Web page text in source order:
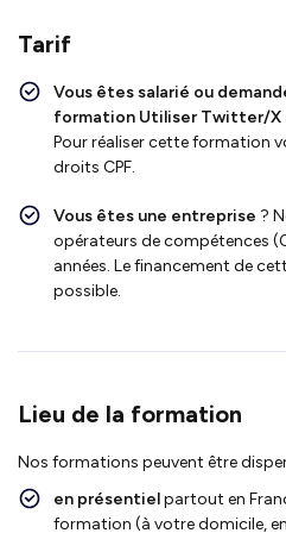
Tarif
Vous êtes salarié ou
formation Utiliser Twitter/X
Pour réaliser cette formation
droits CPF.
Vous êtes une entreprise ?
opérateurs de compétences
années. Le financement de
possible.
Lieu de la formation
Nos formations peuvent être
en présentielpartout en
formation (à votre domicile,